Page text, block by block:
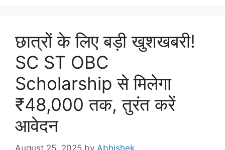
छात्रों के लिए बड़ी खुशखबरी!
SC ST OBC
Scholarship से मिलेगा
₹48,000 तक, तुरंत करें
आवेदन
August 25, 2025 by Abhishek